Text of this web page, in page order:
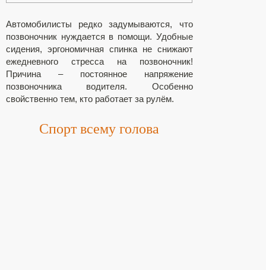
Автомобилисты редко задумываются, что
позвоночник нуждается в помощи. Удобные
сидения, эргономичная спинка не снижают
ежедневного стресса на позвоночник!
Причина – постоянное напряжение
позвоночника водителя. Особенно
свойственно тем, кто работает за рулём.
Спорт всему голова